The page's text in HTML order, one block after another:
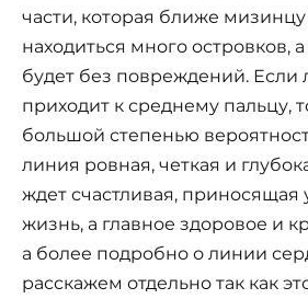
части, которая ближе мизинцу
находиться много островков,
будет без повреждений. Если
приходит к среднему пальцу,
большой степенью
линия ровная, четкая и
ждет счастливая, приносящая
жизнь, а главное здоровое и
а более подробно о линии
расскажем отдельно так как